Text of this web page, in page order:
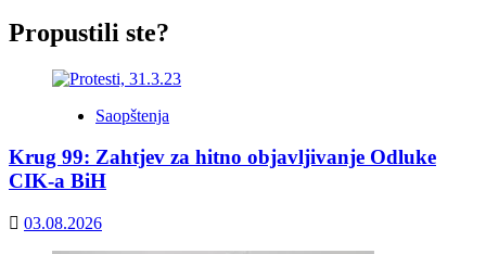
Propustili ste?
Saopštenja
Krug 99: Zahtjev za hitno objavljivanje Odluke
CIK-a BiH
03.08.2026